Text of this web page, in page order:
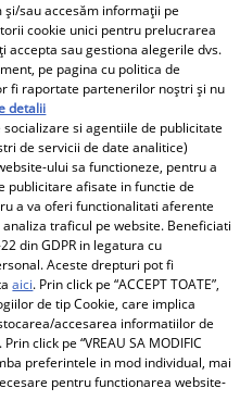
despre operațiile
își înlocuiască
cancerigene”
sau accesăm informații pe
cookie unici pentru prelucrarea
accepta sau gestiona alegerile dvs.
pe pagina cu politica de
fi raportate partenerilor noștri și nu
detalii
si agentiile de publicitate
de servicii de date analitice)
ului sa functioneze, pentru a
publicitare afisate in functie de
a va oferi functionalitati aferente
traficul pe website. Beneficiati
din GDPR in legatura cu
Aceste drepturi pot fi
aici. Prin click pe “ACCEPT TOATE”,
de tip Cookie, care implica
accesarea informatiilor de
click pe “VREAU SA MODIFIC
preferintele in mod individual, mai
pentru functionarea website-